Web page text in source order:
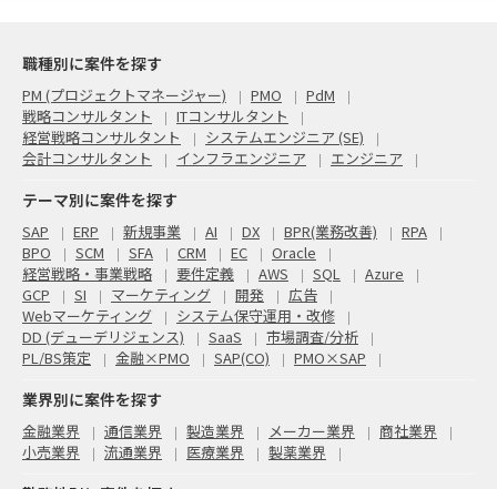
職種別に案件を探す
PM (プロジェクトマネージャー) PMO
PdM
戦略コンサルタント
ITコンサルタント
経営戦略コンサルタント
システムエンジニア (SE)
会計コンサルタント
インフラエンジニア エンジニア
テーマ別に案件を探す
SAP ERP 新規事業 AI DX BPR(業務改善)
RPA
BPO
SCM SFA CRM EC
Oracle
経営戦略・事業戦略
要件定義 AWS SQL
Azure
GCP
SI マーケティング 開発
広告
Webマーケティング
システム保守運用・改修
DD (デューデリジェンス)
SaaS
市場調査/分析
PL/BS策定
金融×PMO SAP(CO) PMO×SAP
業界別に案件を探す
金融業界 通信業界 製造業界 メーカー業界
商社業界
小売業界
流通業界 医療業界 製薬業界